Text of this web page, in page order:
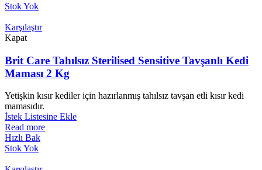
Stok Yok
Karşılaştır
Kapat
Brit Care Tahılsız Sterilised Sensitive Tavşanlı Kedi
Maması 2 Kg
Yetişkin kısır kediler için hazırlanmış tahılsız tavşan etli kısır kedi
mamasıdır.
İstek Listesine Ekle
Read more
Hızlı Bak
Stok Yok